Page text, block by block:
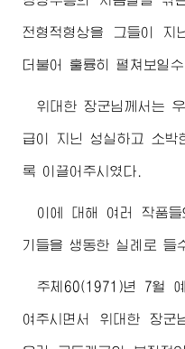
전형적형상을 그들이
더불어 훌륭히 펼쳐보일수
위대한 장군님 께서는
급이 지닌 성실하고 소박
록 이끌어주시였다.
이에 대해 여러 작품
기들을 생동한 실례로 들
주체60(1971)년 7월
여주시면서 위대한 장군